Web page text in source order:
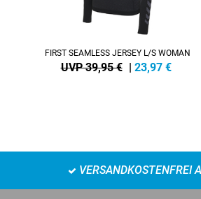
FIRST SEAMLESS JERSEY L/S WOMAN
UVP 39,95 € | 23,97 €
VERSANDKOSTENFREI